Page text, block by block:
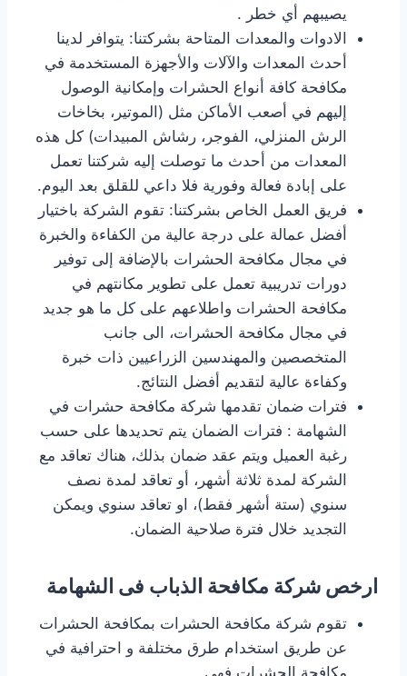
يصيبهم أي خطر .
الادوات والمعدات المتاحة بشركتنا: يتوافر لدينا
أحدث المعدات والآلات والأجهزة المستخدمة في
مكافحة كافة أنواع الحشرات وإمكانية الوصول
إليهم في أصعب الأماكن مثل (الموتير، بخاخات
الرش المنزلي، الفوجر، رشاش المبيدات) كل هذه
المعدات من أحدث ما توصلت إليه شركتنا تعمل
على إبادة فعالة وفورية فلا داعي للقلق بعد اليوم.
فريق العمل الخاص بشركتنا: تقوم الشركة باختيار
أفضل عمالة على درجة عالية من الكفاءة والخبرة
في مجال مكافحة الحشرات بالإضافة إلى توفير
دورات تدريبية تعمل على تطوير مكانتهم في
مكافحة الحشرات واطلاعهم على كل ما هو جديد
في مجال مكافحة الحشرات، الى جانب
المتخصصين والمهندسين الزراعيين ذات خبرة
وكفاءة عالية لتقديم أفضل النتائج.
فترات ضمان تقدمها شركة مكافحة حشرات في
الشهامة : فترات الضمان يتم تحديدها على حسب
رغبة العميل ويتم عقد ضمان بذلك، هناك تعاقد مع
الشركة لمدة ثلاثة أشهر، أو تعاقد لمدة نصف
سنوي (ستة أشهر فقط)، او تعاقد سنوي ويمكن
التجديد خلال فترة صلاحية الضمان.
ارخص شركة مكافحة الذباب فى الشهامة
تقوم شركة مكافحة الحشرات بمكافحة الحشرات
عن طريق استخدام طرق مختلفة و احترافية في